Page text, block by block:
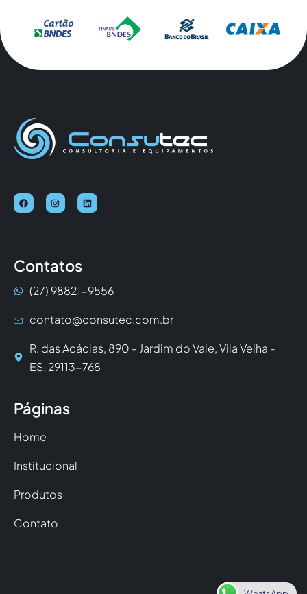
Contatos
(27) 98821-9556
contato@consutec.com.br
R. das Acácias, 890 - Jardim do Vale, Vila Velha -
ES, 29113-768
Páginas
Home
Institucional
Produtos
Contato